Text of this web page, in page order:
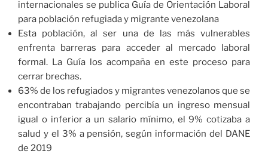
internacionales se publica Guía de Orientación Laboral
para población refugiada y migrante venezolana
Esta población, al ser una de las más vulnerables
enfrenta barreras para acceder al mercado laboral
formal. La Guía los acompaña en este proceso para
cerrar brechas.
63% de los refugiados y migrantes venezolanos que se
encontraban trabajando percibía un ingreso mensual
igual o inferior a un salario mínimo, el 9% cotizaba a
salud y el 3% a pensión, según información del DANE
de 2019